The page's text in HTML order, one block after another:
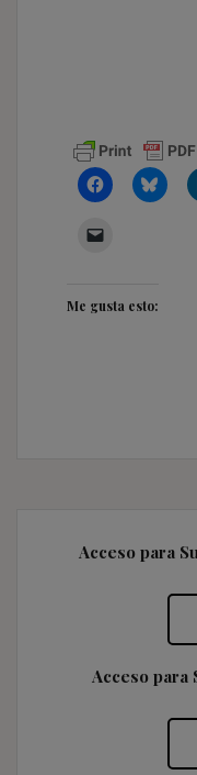
Me gusta esto:
Acceso para
Acceso para